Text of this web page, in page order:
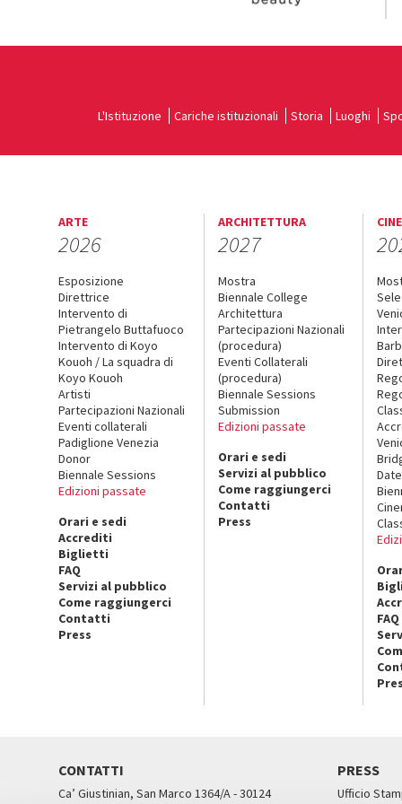
L'Istituzione Cariche istituzionali Storia Luoghi
ARTE
2026
Esposizione
Direttrice
Intervento di
Pietrangelo Buttafuoco
Intervento di Koyo
Kouoh / La squadra di
Koyo Kouoh
Artisti
Partecipazioni Nazionali
Eventi collaterali
Padiglione Venezia
Donor
Biennale Sessions
Edizioni passate
Orari e sedi
Accrediti
Biglietti
FAQ
Servizi al pubblico
Come raggiungerci
Contatti
Press
ARCHITETTURA
2027
Mostra
Biennale College
Architettura
Partecipazioni Nazionali
(procedura)
Eventi Collaterali
(procedura)
Biennale Sessions
Submission
Edizioni passate
Orari e sedi
Servizi al pubblico
Come raggiungerci
Contatti
Press
FAQ
CONTATTI
Ca’ Giustinian, San Marco 1364/A - 30124
PRESS
Ufficio